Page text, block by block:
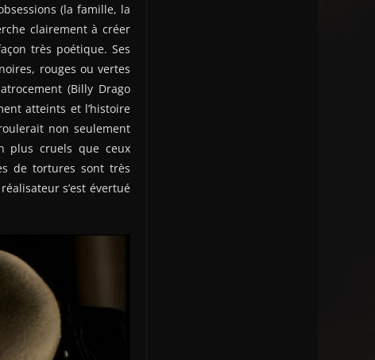
(la famille, la
clairement à créer
très poétique. Ses
rouges ou vertes
(Billy Drago
atteints et l’histoire
non seulement
plus cruels que ceux
de tortures sont très
s’est évertué